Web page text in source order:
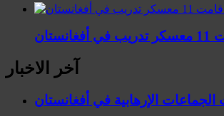
آخر الاخبار
الإرهابية في أفغانستان